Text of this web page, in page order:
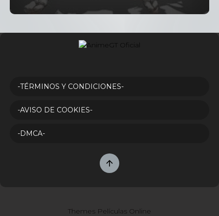
-TÉRMINOS Y CONDICIONES-
-AVISO DE COOKIES-
-DMCA-
Themes Películas Online